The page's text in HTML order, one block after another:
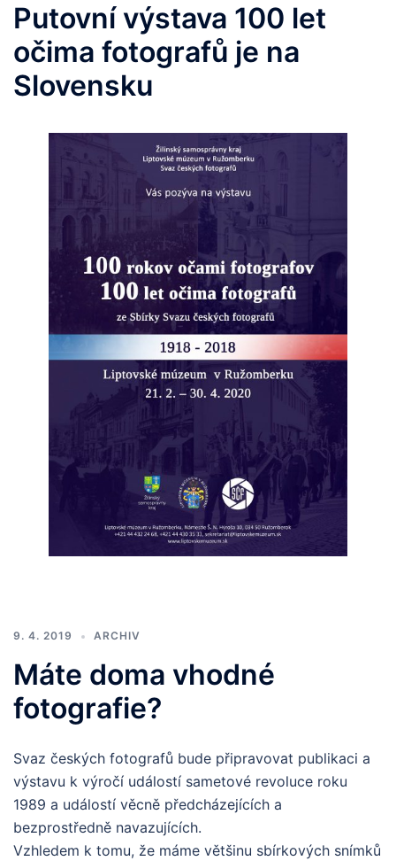
Putovní výstava 100 let
očima fotografů je na
Slovensku
9. 4. 2019 ARCHIV
Máte doma vhodné
fotografie?
Svaz českých fotografů bude připravovat publikaci a
výstavu k výročí událostí sametové revoluce roku
1989 a událostí věcně předcházejících a
bezprostředně navazujících.
Vzhledem k tomu, že máme většinu sbírkových snímků